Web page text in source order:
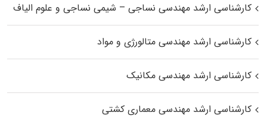
کارشناسی ارشد مهندسی نساجی – شیمی نساجی و علوم الیاف
کارشناسی ارشد مهندسی متالورژی و مواد
کارشناسی ارشد مهندسی مکانیک
کارشناسی ارشد مهندسی معماری کشتی